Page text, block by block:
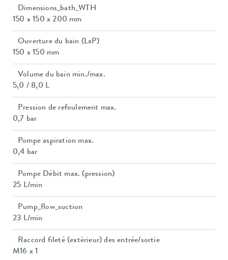
Dimensions_bath_WTH
150 x 150 x 200 mm
Ouverture du bain (LxP)
150 x 150 mm
Volume du bain min./max.
5,0 / 8,0 L
Pression de refoulement max.
0,7 bar
Pompe aspiration max.
0,4 bar
Pompe Débit max. (pression)
25 L/min
Pump_flow_suction
23 L/min
Raccord fileté (extérieur) des entrée/sortie
M16 x 1